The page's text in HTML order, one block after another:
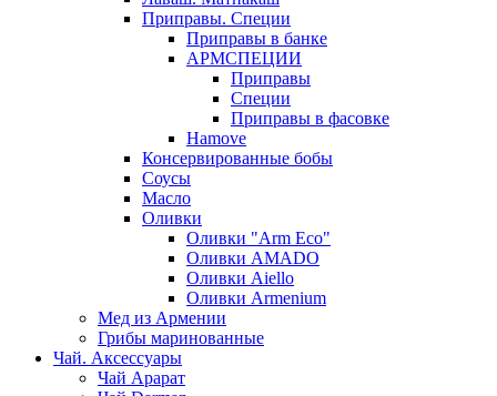
Приправы. Специи
Приправы в банке
АРМСПЕЦИИ
Приправы
Специи
Приправы в фасовке
Hamove
Консервированные бобы
Соусы
Масло
Оливки
Оливки "Arm Eco"
Оливки AMADO
Оливки Aiello
Оливки Armenium
Мед из Армении
Грибы маринованные
Чай. Аксессуары
Чай Арарат